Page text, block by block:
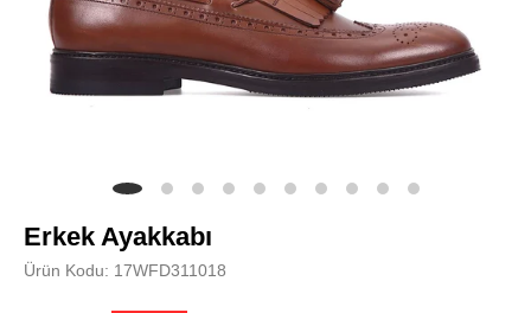
Erkek Ayakkabı
Ürün Kodu: 17WFD311018